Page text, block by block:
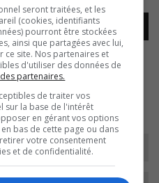
seront traitées, et les
(cookies, identifiants
pourront être stockées
ainsi que partagées avec lui,
ce site. Nos partenaires et
d'utiliser des données de
partenaires.
de traiter vos
sur la base de l'intérêt
en gérant vos options
bas de cette page ou dans
votre consentement
et de confidentialité.